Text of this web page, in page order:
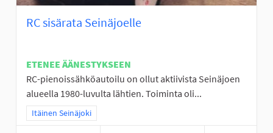
RC sisärata Seinäjoelle
ETENEE ÄÄNESTYKSEEN
RC-pienoissähköautoilu on ollut aktiivista Seinäjoen
alueella 1980-luvulta lähtien. Toiminta oli...
Rajaa tulokset teeman mukaan: Itäinen Seinäjoki
Itäinen Seinäjoki